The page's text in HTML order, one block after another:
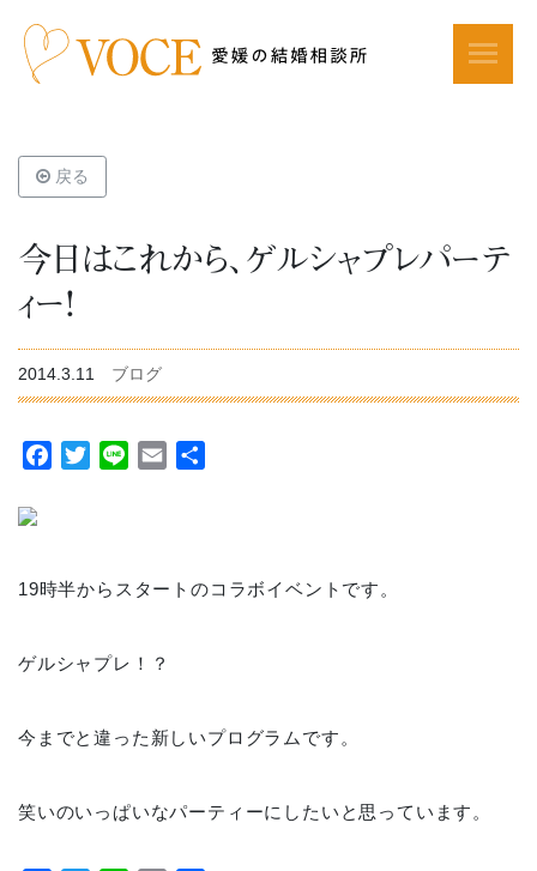
戻る
今日はこれから、ゲルシャプレパーテ
ィー！
2014.3.11 ブログ
Facebook
TwitterLine Email
19時半からスタートのコラボイベントです。
ゲルシャプレ！？
今までと違った新しいプログラムです。
笑いのいっぱいなパーティーにしたいと思っています。